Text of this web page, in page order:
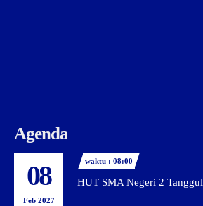
Agenda
08
Feb 2027
waktu : 08:00
HUT SMA Negeri 2 Tanggul